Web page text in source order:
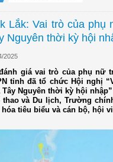
Lắk: Vai trò của phụ
Nguyên thời kỳ hội
2025
giá vai trò của phụ nữ
tỉnh đã tổ chức Hội nghị
Tây Nguyên thời kỳ hội
thao và Du lịch, Trường
hóa tiêu biểu và cán bộ, hội